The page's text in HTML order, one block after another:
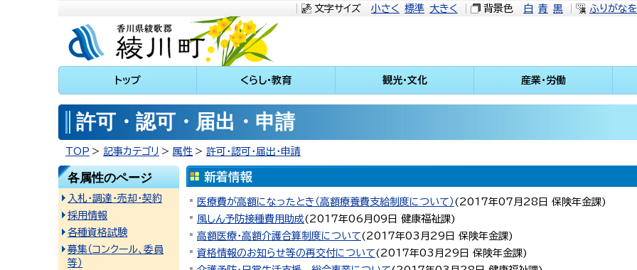
文字サイズ 小さく 標準 大きく 背景色 白 青 黒 ふりがな
川町
トップ くらし・教育 観光・文化 産業・労働
許可・認可・届出・申請
TOP 記事カテゴリ 属性 許可・認可・届出・申請
医療費が高額になったとき（高額療養費支給制度について） ( 2017年07月28日 保険年金課)
風しん予防接種費用助成( 2017年06月09日 健康福祉課)
高額医療・高額介護合算制度について( 2017年03月29日 保険年金課)
資格情報のお知らせ等の再交付について( 2017年03月29日 保険年金課)
各属性のページ
入札・調達・売却・契約
採用情報
各種資格試験
募集（コンクール、委員
等）